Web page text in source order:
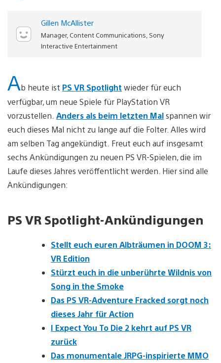
Gillen McAllister
Manager, Content Communications, Sony
Interactive Entertainment
Ab heute ist PS VR Spotlight wieder für euch
verfügbar, um neue Spiele für PlayStation VR
vorzustellen. Anders als beim letzten Malspannen wir
euch dieses Mal nicht zu lange auf die Folter. Alles wird
am selben Tag angekündigt. Freut euch auf insgesamt
sechs Ankündigungen zu neuen PS VR-Spielen, die im
Laufe dieses Jahres veröffentlicht werden. Hier sind alle
Ankündigungen:
PS VR Spotlight-Ankündigungen
Stellt euch euren Albträumen in DOOM 3:
VR Edition
Stürzt euch in die unberührte Wildnis von
Song in the Smoke
Das PS VR-Adventure Fracked sorgt noch
dieses Jahr für Action
I Expect You To Die 2 kehrt auf PS VR
zurück
Das monumentale JRPG-inspirierte MMO